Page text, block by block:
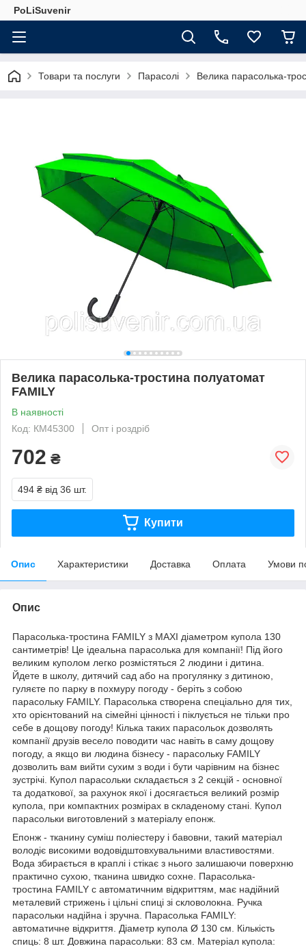
PoLiSuvenir
Товари та послуги Парасолі Велика парасолька-
Велика парасолька-тростина полуатомат
FAMILY
В наявності
Код: КМ45300
Опт і роздріб
702 ₴
494 ₴ від 36 шт.
Купити
Опис Характеристики Доставка Оплата Умови
Опис
Парасолька-тростина FAMILY з MAXI діаметром купола 130
сантиметрів! Це ідеальна парасолька для компанії! Під його
великим куполом легко розмістяться 2 людини і дитина.
Йдете в школу, дитячий сад або на прогулянку з дитиною,
гуляєте по парку в похмуру погоду - беріть з собою
парасольку FAMILY. Парасолька створена спеціально для тих,
хто орієнтований на сімейні цінності і піклується не тільки про
себе в дощову погоду! Кілька таких парасольок дозволять
компанії друзів весело поводити час навіть в саму дощову
погоду, а якщо ви людина бізнесу - парасольку FAMILY
дозволить вам вийти сухим з ​​води і бути чарівним на бізнес
зустрічі. Купол парасольки складається з 2 секцій - основної
та додаткової, за рахунок якої і досягається великий розмір
купола, при компактних розмірах в складеному стані. Купол
парасольки виготовлений з матеріалу епонж.
Епонж - тканину суміш поліестеру і бавовни, такий матеріал
володіє високими водовідштовхувальними властивостями.
Вода збирається в краплі і стікає з нього залишаючи поверхню
практично сухою, тканина швидко сохне. Парасолька-
тростина FAMILY c автоматичним відкриттям, має надійний
металевий стрижень і цільні спиці зі скловолокна. Ручка
парасольки надійна і зручна. Парасолька FAMILY:
автоматичне відкриття. Діаметр купола Ø 130 см. Кількість
спиць: 8 шт. Довжина парасольки: 83 см. Матеріал купола: